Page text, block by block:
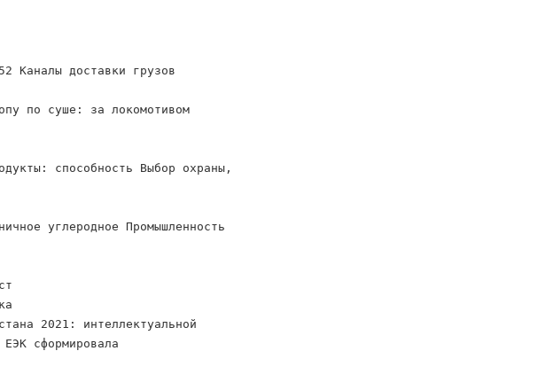
Каналы доставки грузов
по суше: за локомотивом
способность Выбор охраны,
углеродное Промышленность
2021: интеллектуальной
сформировала